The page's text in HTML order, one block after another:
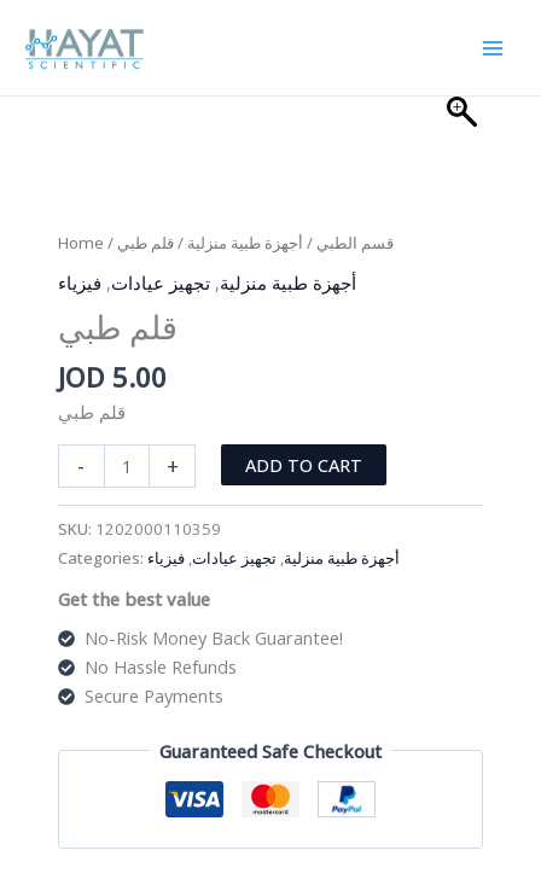
content
Home / قسم الطبي / أجهزة طبية منزلية / قلم طبي
أجهزة طبية منزلية,تجهيز عيادات, فيزياء
قلم طبي
JOD 5.00
قلم طبي
-
طبي
+ ADD TO CART
SKU: 1202000110359
Categories:
أجهزة طبية منزلية,تجهيز عيادات,فيزياء
Get the best value
No-Risk Money Back Guarantee!
No Hassle Refunds
Secure Payments
Guaranteed Safe Checkout